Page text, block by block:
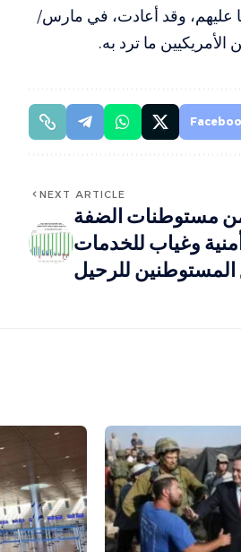
عليهم، وقد أعادت، في مارس/
ما ترد به.
NEXT ARTICLE
مستوطنات الضفة
وغياب للخدمات
المستوطنين للرحيل